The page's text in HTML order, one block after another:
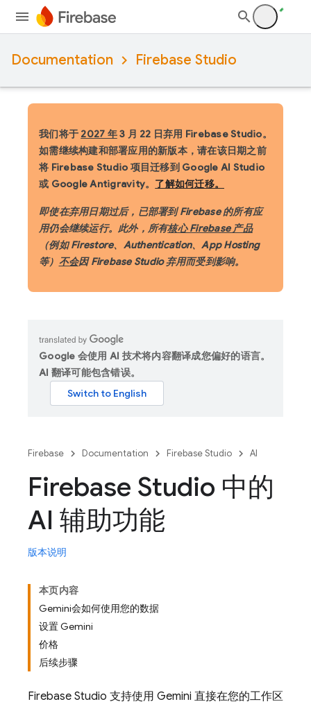
Documentation Firebase Studio
我们将于 2027 年3 月 22 日弃用 Firebase Studio。
如需继续构建和部署应用的新版本，请在该日期之前
将 Firebase Studio 项目迁移到 Google AI Studio
或 Google Antigravity。 了解如何迁移。
即使在弃用日期过后，已部署到 Firebase 的所有应
用仍会继续运行。此外，所有核心 Firebase 产品
（例如 Firestore、Authentication、App Hosting
等） 不会因 Firebase Studio 弃用而受到影响。
Google 会使用 AI 技术将内容翻译成您偏好的语言。
AI 翻译可能包含错误。
Firebase Documentation Firebase Studio AI
Firebase Studio 中的
AI 辅助功能
版本说明
本页内容
Gemini会如何使用您的数据
设置 Gemini
价格
后续步骤
Firebase Studio 支持使用 Gemini 直接在您的工作区